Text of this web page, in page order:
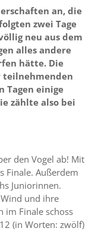
an, die
zwei Tage
neu aus dem
alles andere
hätte. Die
teilnehmenden
Tagen einige
zählte also bei
den Vogel ab! Mit
Finale. Außerdem
Juniorinnen.
und ihre
im Finale schoss
(in Worten: zwölf)